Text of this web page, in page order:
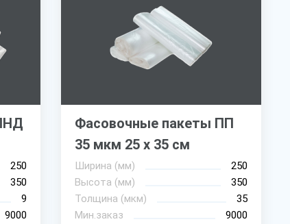
250
350
9
9000
Фасовочные пакеты ПП
35 мкм 25 х 35 см
Ширина (мм)
250
Высота (мм)
350
Толщина (мкм)
35
Мин.заказ
9000